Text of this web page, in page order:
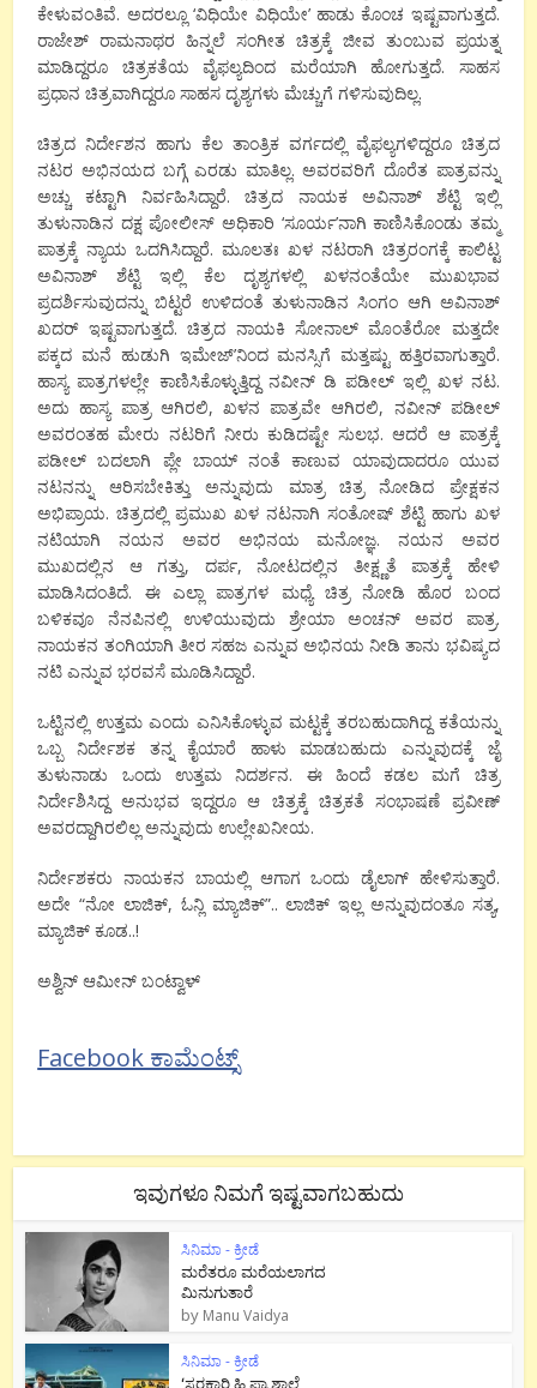
ಕೇಳುವಂತಿವೆ. ಅದರಲ್ಲೂ ‘ವಿಧಿಯೇ ವಿಧಿಯೇ’ ಹಾಡು ಕೊಂಚ ಇಷ್ಟವಾಗುತ್ತದೆ.
ರಾಜೇಶ್ ರಾಮನಾಥರ ಹಿನ್ನಲೆ ಸಂಗೀತ ಚಿತ್ರಕ್ಕೆ ಜೀವ ತುಂಬುವ ಪ್ರಯತ್ನ
ಮಾಡಿದ್ದರೂ ಚಿತ್ರಕತೆಯ ವೈಫಲ್ಯದಿಂದ ಮರೆಯಾಗಿ ಹೋಗುತ್ತದೆ. ಸಾಹಸ
ಪ್ರಧಾನ ಚಿತ್ರವಾಗಿದ್ದರೂ ಸಾಹಸ ದೃಶ್ಯಗಳು ಮೆಚ್ಚುಗೆ ಗಳಿಸುವುದಿಲ್ಲ.
ಚಿತ್ರದ ನಿರ್ದೇಶನ ಹಾಗು ಕೆಲ ತಾಂತ್ರಿಕ ವರ್ಗದಲ್ಲಿ ವೈಫಲ್ಯಗಳಿದ್ದರೂ ಚಿತ್ರದ
ನಟರ ಅಭಿನಯದ ಬಗ್ಗೆ ಎರಡು ಮಾತಿಲ್ಲ. ಅವರವರಿಗೆ ದೊರೆತ ಪಾತ್ರವನ್ನು
ಅಚ್ಚು ಕಟ್ಟಾಗಿ ನಿರ್ವಹಿಸಿದ್ದಾರೆ. ಚಿತ್ರದ ನಾಯಕ ಅವಿನಾಶ್ ಶೆಟ್ಟಿ ಇಲ್ಲಿ
ತುಳುನಾಡಿನ ದಕ್ಷ ಪೋಲೀಸ್ ಅಧಿಕಾರಿ ‘ಸೂರ್ಯ’ನಾಗಿ ಕಾಣಿಸಿಕೊಂಡು ತಮ್ಮ
ಪಾತ್ರಕ್ಕೆ ನ್ಯಾಯ ಒದಗಿಸಿದ್ದಾರೆ. ಮೂಲತಃ ಖಳ ನಟರಾಗಿ ಚಿತ್ರರಂಗಕ್ಕೆ ಕಾಲಿಟ್ಟ
ಅವಿನಾಶ್ ಶೆಟ್ಟಿ ಇಲ್ಲಿ ಕೆಲ ದೃಶ್ಯಗಳಲ್ಲಿ ಖಳನಂತೆಯೇ ಮುಖಭಾವ
ಪ್ರದರ್ಶಿಸುವುದನ್ನು ಬಿಟ್ಟರೆ ಉಳಿದಂತೆ ತುಳುನಾಡಿನ ಸಿಂಗಂ ಆಗಿ ಅವಿನಾಶ್
ಖದರ್ ಇಷ್ಟವಾಗುತ್ತದೆ. ಚಿತ್ರದ ನಾಯಕಿ ಸೋನಾಲ್ ಮೊಂತೆರೋ ಮತ್ತದೇ
ಪಕ್ಕದ ಮನೆ ಹುಡುಗಿ ಇಮೇಜ್’ನಿಂದ ಮನಸ್ಸಿಗೆ ಮತ್ತಷ್ಟು ಹತ್ತಿರವಾಗುತ್ತಾರೆ.
ಹಾಸ್ಯ ಪಾತ್ರಗಳಲ್ಲೇ ಕಾಣಿಸಿಕೊಳ್ಳುತ್ತಿದ್ದ ನವೀನ್ ಡಿ ಪಡೀಲ್ ಇಲ್ಲಿ ಖಳ ನಟ.
ಅದು ಹಾಸ್ಯ ಪಾತ್ರ ಆಗಿರಲಿ, ಖಳನ ಪಾತ್ರವೇ ಆಗಿರಲಿ, ನವೀನ್ ಪಡೀಲ್
ಅವರಂತಹ ಮೇರು ನಟರಿಗೆ ನೀರು ಕುಡಿದಷ್ಟೇ ಸುಲಭ. ಆದರೆ ಆ ಪಾತ್ರಕ್ಕೆ
ಪಡೀಲ್ ಬದಲಾಗಿ ಪ್ಲೇ ಬಾಯ್ ನಂತೆ ಕಾಣುವ ಯಾವುದಾದರೂ ಯುವ
ನಟನನ್ನು ಆರಿಸಬೇಕಿತ್ತು ಅನ್ನುವುದು ಮಾತ್ರ ಚಿತ್ರ ನೋಡಿದ ಪ್ರೇಕ್ಷಕನ
ಅಭಿಪ್ರಾಯ. ಚಿತ್ರದಲ್ಲಿ ಪ್ರಮುಖ ಖಳ ನಟನಾಗಿ ಸಂತೋಷ್ ಶೆಟ್ಟಿ ಹಾಗು ಖಳ
ನಟಿಯಾಗಿ ನಯನ ಅವರ ಅಭಿನಯ ಮನೋಜ್ಞ. ನಯನ ಅವರ
ಮುಖದಲ್ಲಿನ ಆ ಗತ್ತು, ದರ್ಪ, ನೋಟದಲ್ಲಿನ ತೀಕ್ಷ್ಣತೆ ಪಾತ್ರಕ್ಕೆ ಹೇಳಿ
ಮಾಡಿಸಿದಂತಿದೆ. ಈ ಎಲ್ಲಾ ಪಾತ್ರಗಳ ಮಧ್ಯೆ ಚಿತ್ರ ನೋಡಿ ಹೊರ ಬಂದ
ಬಳಿಕವೂ ನೆನಪಿನಲ್ಲಿ ಉಳಿಯುವುದು ಶ್ರೇಯಾ ಅಂಚನ್ ಅವರ ಪಾತ್ರ.
ನಾಯಕನ ತಂಗಿಯಾಗಿ ತೀರ ಸಹಜ ಎನ್ನುವ ಅಭಿನಯ ನೀಡಿ ತಾನು ಭವಿಷ್ಯದ
ನಟಿ ಎನ್ನುವ ಭರವಸೆ ಮೂಡಿಸಿದ್ದಾರೆ.
ಒಟ್ಟಿನಲ್ಲಿ ಉತ್ತಮ ಎಂದು ಎನಿಸಿಕೊಳ್ಳುವ ಮಟ್ಟಕ್ಕೆ ತರಬಹುದಾಗಿದ್ದ ಕತೆಯನ್ನು
ಒಬ್ಬ ನಿರ್ದೇಶಕ ತನ್ನ ಕೈಯಾರೆ ಹಾಳು ಮಾಡಬಹುದು ಎನ್ನುವುದಕ್ಕೆ ಜೈ
ತುಳುನಾಡು ಒಂದು ಉತ್ತಮ ನಿದರ್ಶನ. ಈ ಹಿಂದೆ ಕಡಲ ಮಗೆ ಚಿತ್ರ
ನಿರ್ದೇಶಿಸಿದ್ದ ಅನುಭವ ಇದ್ದರೂ ಆ ಚಿತ್ರಕ್ಕೆ ಚಿತ್ರಕತೆ ಸಂಭಾಷಣೆ ಪ್ರವೀಣ್
ಅವರದ್ದಾಗಿರಲಿಲ್ಲ ಅನ್ನುವುದು ಉಲ್ಲೇಖನೀಯ.
ನಿರ್ದೇಶಕರು ನಾಯಕನ ಬಾಯಲ್ಲಿ ಆಗಾಗ ಒಂದು ಡೈಲಾಗ್ ಹೇಳಿಸುತ್ತಾರೆ.
ಅದೇ “ನೋ ಲಾಜಿಕ್, ಓನ್ಲಿ ಮ್ಯಾಜಿಕ್”.. ಲಾಜಿಕ್ ಇಲ್ಲ ಅನ್ನುವುದಂತೂ ಸತ್ಯ,
ಮ್ಯಾಜಿಕ್ ಕೂಡ..!
ಅಶ್ವಿನ್ ಆಮೀನ್ ಬಂಟ್ವಾಳ್
Facebook ಕಾಮೆಂಟ್ಸ್
ಇವುಗಳೂ ನಿಮಗೆ ಇಷ್ಟವಾಗಬಹುದು
ಸಿನಿಮಾ - ಕ್ರೀಡೆ
ಮರೆತರೂ ಮರೆಯಲಾಗದ
ಮಿನುಗುತಾರೆ
by Manu Vaidya
ಸಿನಿಮಾ - ಕ್ರೀಡೆ
‘ಸರಕಾರಿ ಹಿ.ಪ್ರಾ.ಶಾಲೆ.